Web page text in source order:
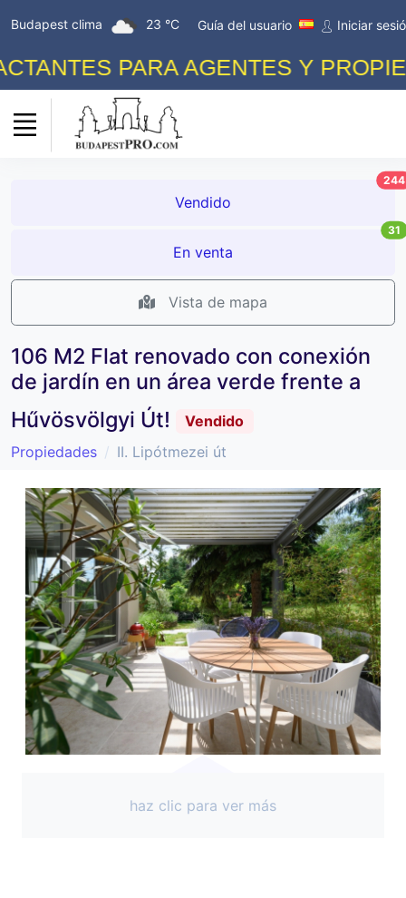
Budapest clima 23 °C Guía del usuario Iniciar
PARA AGENTES Y
Vendido
244
En venta
31
Vista de mapa
106 M2 Flat renovado con conexión
de jardín en un área verde frente a
Hűvösvölgyi Út!
Vendido
Propiedades
II. Lipótmezei út
haz clic para ver más